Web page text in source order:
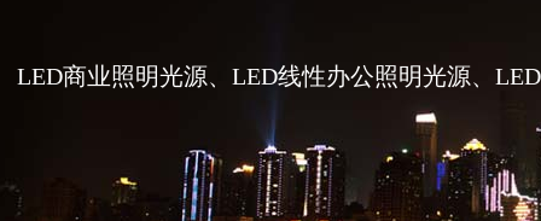
LED商业照明光源、LED线性办公照明光源、